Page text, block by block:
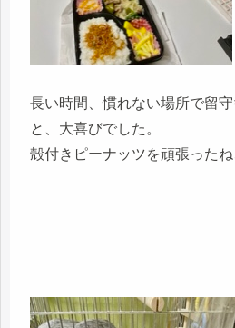
長い時間、慣れない場所で留
と、大喜びでした。
殻付きピーナッツを頑張ったね